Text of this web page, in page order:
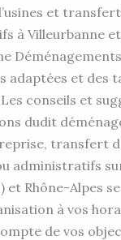
et
à Villeurbanne
adaptées et des
conseils et
dudit
transfert
administratifs
et Rhône-Alpes
à vos
de vos